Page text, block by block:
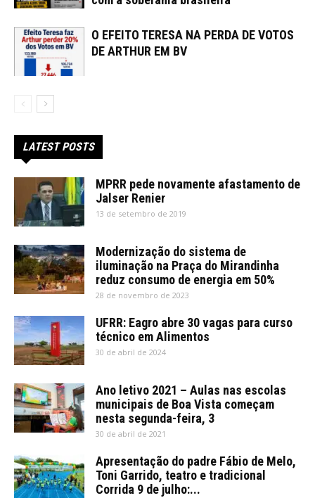
O EFEITO TERESA NA PERDA DE VOTOS
DE ARTHUR EM BV
LATEST POSTS
MPRR pede novamente afastamento de
Jalser Renier
13 de setembro de 2019
Modernização do sistema de
iluminação na Praça do Mirandinha
reduz consumo de energia em 50%
28 de novembro de 2023
UFRR: Eagro abre 30 vagas para curso
técnico em Alimentos
30 de abril de 2024
Ano letivo 2021 – Aulas nas escolas
municipais de Boa Vista começam
nesta segunda-feira, 3
30 de abril de 2021
Apresentação do padre Fábio de Melo,
Toni Garrido, teatro e tradicional
Corrida 9 de julho:...